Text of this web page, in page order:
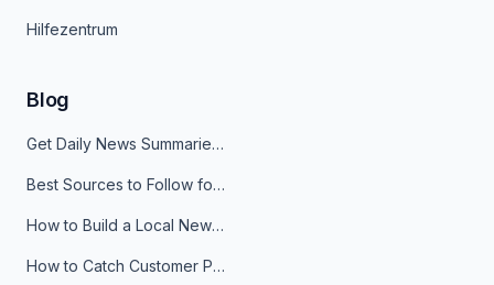
Hilfezentrum
Blog
Get Daily News Summaries About Any Topic in Telegram, Discord, Slack, and Email
Best Sources to Follow for Crypto News in Your Reader (2026)
How to Build a Local News Hub That Updates Itself
How to Catch Customer Problems Before They Become Support Tickets